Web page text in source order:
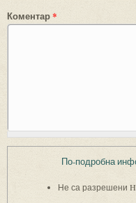
Коментар*
По-подробна
Не са разрешени